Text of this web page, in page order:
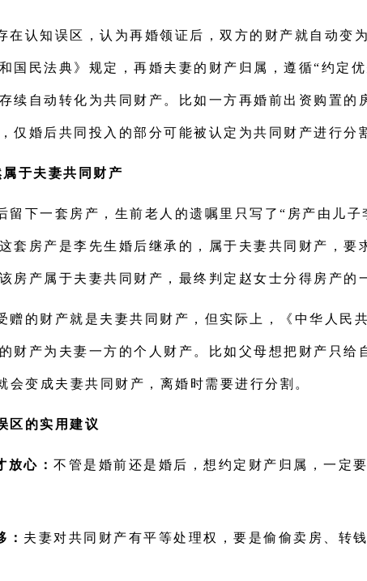
在认知误区，认为再婚领证后，双方的财产就自动变
国民法典》规定，再婚夫妻的财产归属，遵循“约定
续自动转化为共同财产。比如一方再婚前出资购置
仅婚后共同投入的部分可能被认定为共同财产进行分
于夫妻共同财产
留下一套房产，生前老人的遗嘱里只写了“房产由儿
套房产是李先生婚后继承的，属于夫妻共同财产，
房产属于夫妻共同财产，最终判定赵女士分得房产的
赠的财产就是夫妻共同财产，但实际上，《中华人民
财产为夫妻一方的个人财产。比如父母想把财产只给
变成夫妻共同财产，离婚时需要进行分割。
区的实用建议
放心：不管是婚前还是婚后，想约定财产归属，一定
： 夫妻对共同财产有平等处理权，要是偷偷卖房、转